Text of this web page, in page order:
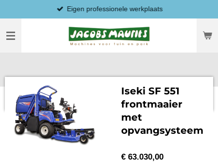
direct
naar
hoofdinhoud
Eigen professionele werkplaats
Iseki SF 551
frontmaaier
met
opvangsysteem
€ 63.030,00